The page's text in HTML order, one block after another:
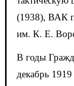
(1938), ВАК
им. К. Е.
В годы
декабрь